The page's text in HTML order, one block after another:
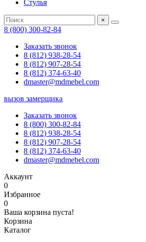
Стулья
×
8 (800) 300-82-84
Заказать звонок
8 (812) 938-28-54
8 (812) 907-28-54
8 (812) 374-63-40
dmaster@mdmebel.com
вызов замерщика
Заказать звонок
8 (800) 300-82-84
8 (812) 938-28-54
8 (812) 907-28-54
8 (812) 374-63-40
dmaster@mdmebel.com
Аккаунт
0
Избранное
0
Ваша корзина пуста!
Корзина
Каталог